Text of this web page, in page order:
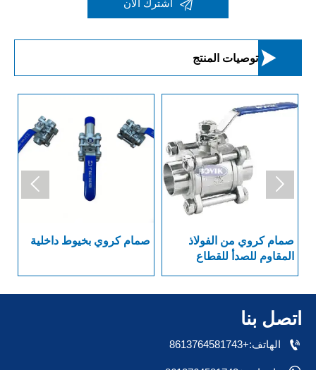
 اشترك الآن
توصيات المنتج
صمام كروي بخيوط داخلية
صمام كروي من الفولاذ
المقاوم للصدأ للقطاع
 
اتصل بنا
 الهاتف:+8613764581743